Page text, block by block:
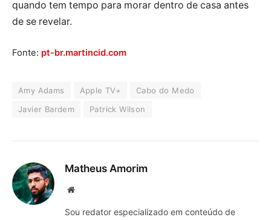
quando tem tempo para morar dentro de casa antes
de se revelar.
Fonte: pt-br.martincid.com
Amy Adams Apple TV+
Cabo do Medo
Javier Bardem
Patrick Wilson
Matheus Amorim
Website
Sou redator especializado em conteúdo de